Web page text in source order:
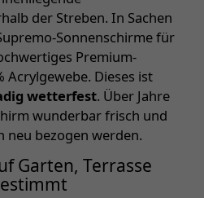
der Streben. In Sachen
Sonnenschirme für
Premium-
Acrylgewebe. Dieses ist
wetterfest. Über Jahre
wunderbar frisch und
neu bezogen werden.
Garten, Terrasse